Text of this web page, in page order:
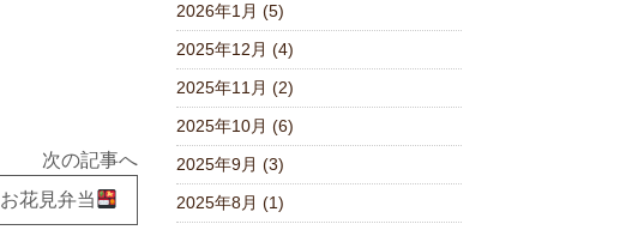
次の記事へ
お花見弁当
2026年1月 (5)
2025年12月 (4)
2025年11月 (2)
2025年10月 (6)
2025年9月 (3)
2025年8月 (1)